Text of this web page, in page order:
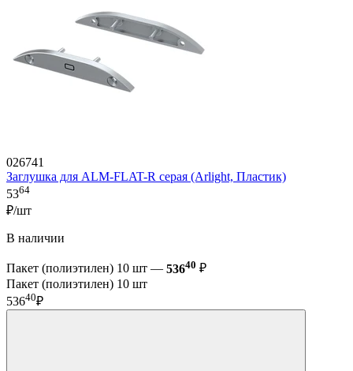
026741
Заглушка для ALM-FLAT-R серая (Arlight, Пластик)
5364
₽/шт
В наличии
Пакет (полиэтилен) 10 шт — 53640 ₽
Пакет (полиэтилен) 10 шт
53640₽